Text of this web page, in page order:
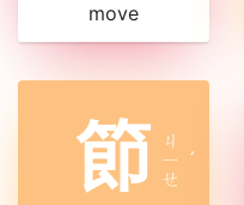
move
節
ㄐ
ㄧ
ㄝ
ˊ